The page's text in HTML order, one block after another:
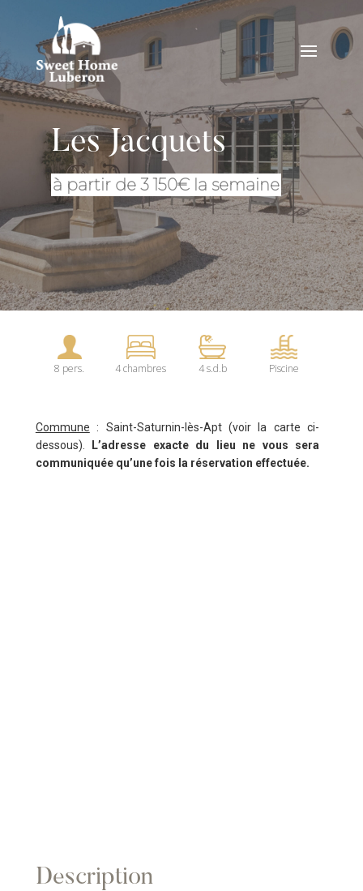
Les Jacquets
à partir de 3 150€ la semaine
8 pers. 4 chambres 4 s.d.b Piscine
Commune : Saint-Saturnin-lès-Apt (voir la carte ci-
dessous).
L’adresse exacte du lieu ne vous sera
communiquée qu’une fois la réservation effectuée.
Description